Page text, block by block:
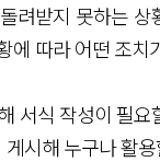
려받지 못하는
에 따라 어떤 조
서식 작성이 필
게시해 누구나 활